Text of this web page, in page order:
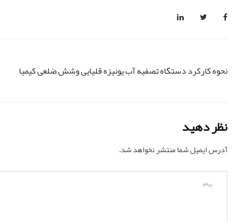
نحوه کارکرد دستگاه تصفیه آب یونیزه قلیایی وشش ضلعی کیمیا
نظر دهید
آدرس ایمیل شما منتشر نخواهد شد.